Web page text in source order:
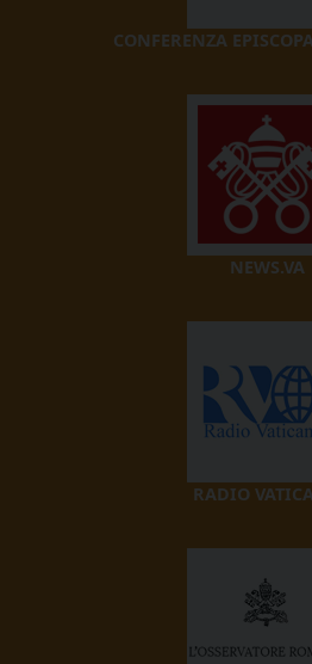
CONFERENZA
NEWS.VA
RADIO